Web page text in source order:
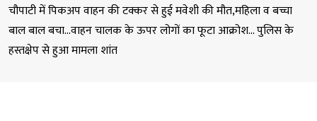
चौपाटी में पिकअप वाहन की टक्कर से हुई मवेशी की मौत,महिला व बच्चा
बाल बाल बचा…वाहन चालक के ऊपर लोगों का फूटा आक्रोश… पुलिस के
हस्तक्षेप से हुआ मामला शांत